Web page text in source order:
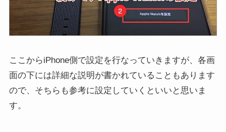
ここからiPhone側で設定を行なっていきますが、各画
面の下には詳細な説明が書かれていることもあります
ので、そちらも参考に設定していくといいと思いま
す。